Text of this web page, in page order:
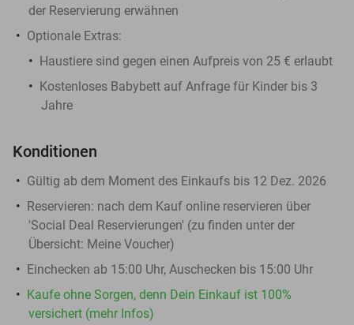
der Reservierung erwähnen
Optionale Extras:
Haustiere sind gegen einen Aufpreis von 25 € erlaubt
Kostenloses Babybett auf Anfrage für Kinder bis 3
Jahre
Konditionen
Gültig ab dem Moment des Einkaufs bis 12 Dez. 2026
Reservieren: nach dem Kauf online reservieren über
'Social Deal Reservierungen' (zu finden unter der
Übersicht: Meine Voucher)
Einchecken ab 15:00 Uhr, Auschecken bis 15:00 Uhr
Kaufe ohne Sorgen, denn Dein Einkauf ist 100%
versichert (mehr Infos)